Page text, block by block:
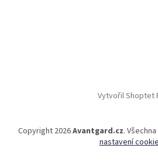
Vytvořil Shoptet
Copyright 2026Avantgard.cz.
nastavení